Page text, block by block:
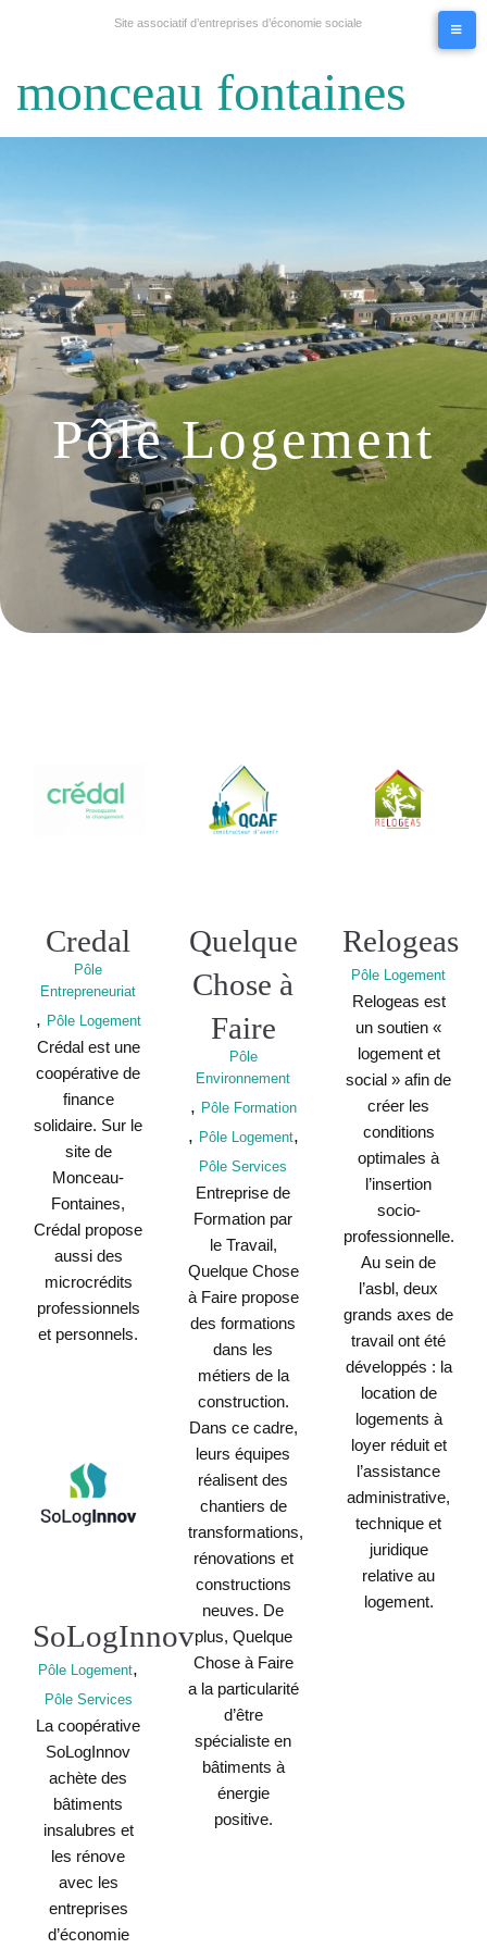
Site associatif d’entreprises d’économie sociale
monceau fontaines
Pôle Logement
Credal
Pôle
Entrepreneuriat
, Pôle Logement
Crédal est une
coopérative de
finance
solidaire. Sur le
site de
Monceau-
Fontaines,
Crédal propose
aussi des
microcrédits
professionnels
et personnels.
Quelque
Chose à
Faire
Pôle
Environnement
, Pôle Formation
, Pôle Logement,
Pôle Services
Entreprise de
Formation par
le Travail,
Quelque Chose
à Faire propose
des formations
dans les
métiers de la
construction.
Dans ce cadre,
leurs équipes
réalisent des
chantiers de
transformations,
rénovations et
constructions
neuves. De
plus, Quelque
Chose à Faire
a la particularité
d’être
spécialiste en
bâtiments à
énergie
positive.
Relogeas
Pôle Logement
Relogeas est
un soutien «
logement et
social » afin de
créer les
conditions
optimales à
l’insertion
socio-
professionnelle.
Au sein de
l’asbl, deux
grands axes de
travail ont été
développés : la
location de
logements à
loyer réduit et
l’assistance
administrative,
technique et
juridique
relative au
logement.
SoLogInnov
Pôle Logement,
Pôle Services
La coopérative
SoLogInnov
achète des
bâtiments
insalubres et
les rénove
avec les
entreprises
d’économie